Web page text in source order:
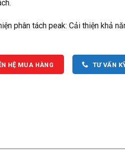
phân tách peak: Cải thiện khả
HỆ MUA HÀNG TƯ VẤN